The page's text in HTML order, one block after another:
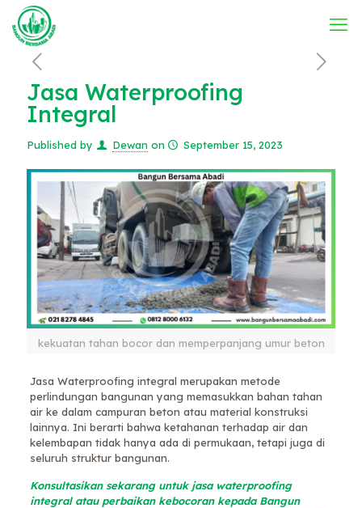
Jasa Waterproofing
Integral
Published by Dewan on September 15, 2023
kekuatan tahan bocor dan memperpanjang umur beton
Jasa Waterproofing integral merupakan metode
perlindungan bangunan yang memasukkan bahan tahan
air ke dalam campuran beton atau material konstruksi
lainnya. Ini berarti bahwa ketahanan terhadap air dan
kelembapan tidak hanya ada di permukaan, tetapi juga di
seluruh struktur bangunan.
Konsultasikan sekarang untuk jasa waterproofing
integral atau perbaikan kebocoran kepada Bangun